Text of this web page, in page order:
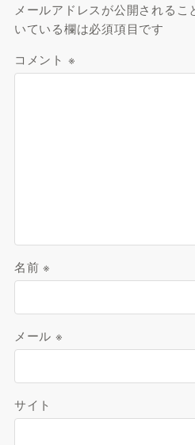
メールアドレスが公開されるこ
いている欄は必須項目です
コメント ※
名前※
メール ※
サイト